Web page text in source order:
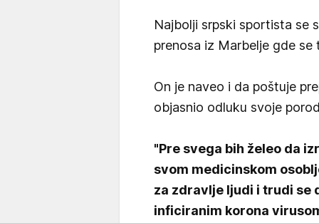
Najbolji srpski sportista se
prenosa iz Marbelje gde
On je naveo i da poštuje
objasnio odluku svoje
"Pre svega bih želeo da
svom medicinskom
za zdravlje ljudi i trudi se
inficiranim korona